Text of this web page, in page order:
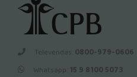
Televendas: 0800-979-0606
Whatsapp: 15 9 8100 5073